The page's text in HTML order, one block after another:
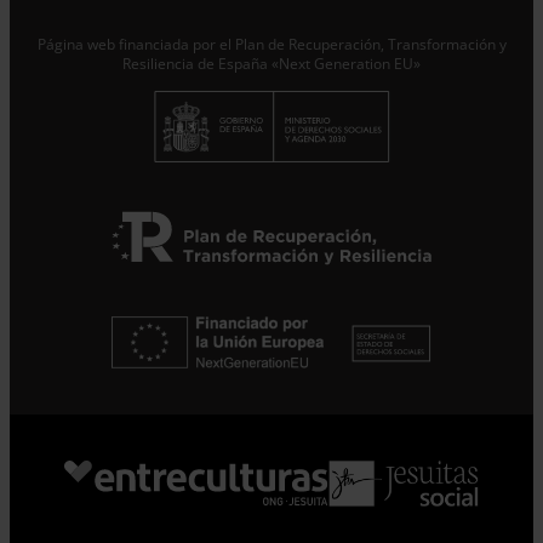
Suscribirme
Página web financiada por el Plan de Recuperación, Transformación y
Resiliencia de España «Next Generation EU»